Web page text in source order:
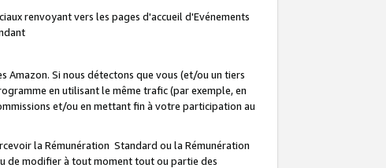
renvoyant vers les pages d'accueil d'Evénements
Amazon. Si nous détectons que vous (et/ou un tiers
en utilisant le même trafic (par exemple, en
et/ou en mettant fin à votre participation au
la Rémunération Standard ou la Rémunération
de modifier à tout moment tout ou partie des